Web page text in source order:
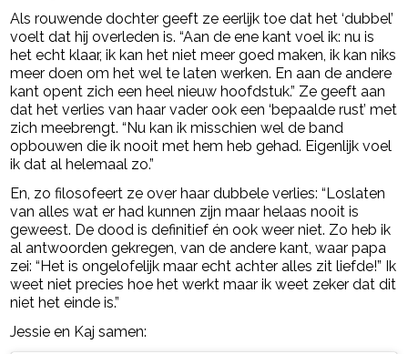
Als rouwende dochter geeft ze eerlijk toe dat het ‘dubbel’
voelt dat hij overleden is. “Aan de ene kant voel ik: nu is
het echt klaar, ik kan het niet meer goed maken, ik kan niks
meer doen om het wel te laten werken. En aan de andere
kant opent zich een heel nieuw hoofdstuk.” Ze geeft aan
dat het verlies van haar vader ook een ‘bepaalde rust’ met
zich meebrengt. “Nu kan ik misschien wel de band
opbouwen die ik nooit met hem heb gehad. Eigenlijk voel
ik dat al helemaal zo.”
En, zo filosofeert ze over haar dubbele verlies: “Loslaten
van alles wat er had kunnen zijn maar helaas nooit is
geweest. De dood is definitief én ook weer niet. Zo heb ik
al antwoorden gekregen, van de andere kant, waar papa
zei: “Het is ongelofelijk maar echt achter alles zit liefde!” Ik
weet niet precies hoe het werkt maar ik weet zeker dat dit
niet het einde is.”
Jessie en Kaj samen: